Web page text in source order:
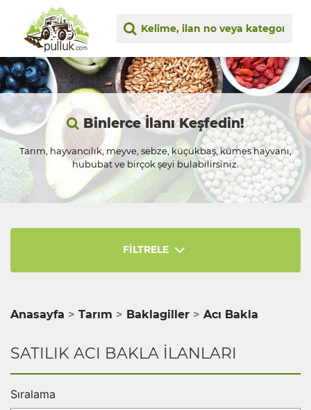
Binlerce İlanı Keşfedin!
Tarım, hayvancılık, meyve, sebze, küçükbaş, kümes hayvanı,
hububat ve birçok şeyi bulabilirsiniz.
FİLTRELE
Anasayfa Tarım Baklagiller Acı Bakla
SATILIK ACI BAKLA İLANLARI
Sıralama